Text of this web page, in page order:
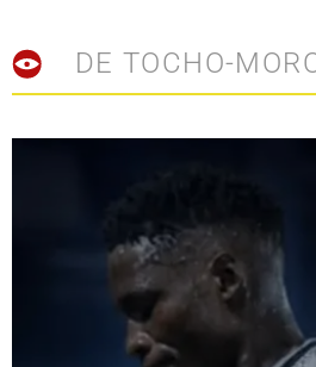
DE TOCHO-